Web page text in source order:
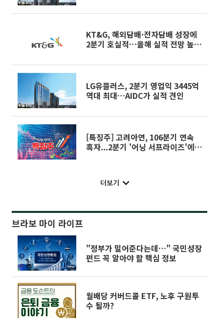
KT&G, 해외담배·전자담배 성장에
2분기 호실적…올해 실적 전망 높였
LG유플러스, 2분기 영업익 3445억
역대 최대…AIDC가 실적 견인
[특징주] 고려아연, 106분기 연속
흑자...2분기 '어닝 서프라이즈'에
더보기
브라보 마이 라이프
"정부가 밀어준다는데…" 국민성장
펀드 꼭 알아야 할 핵심 정보
월배당 커버드콜 ETF, 노후 구원투
수 될까?